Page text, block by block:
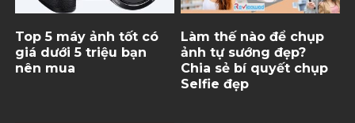
Top 5 máy ảnh tốt có
giá dưới 5 triệu bạn
nên mua
Làm thế nào để chụp
ảnh tự sướng đẹp?
Chia sẻ bí quyết chụp
Selfie đẹp